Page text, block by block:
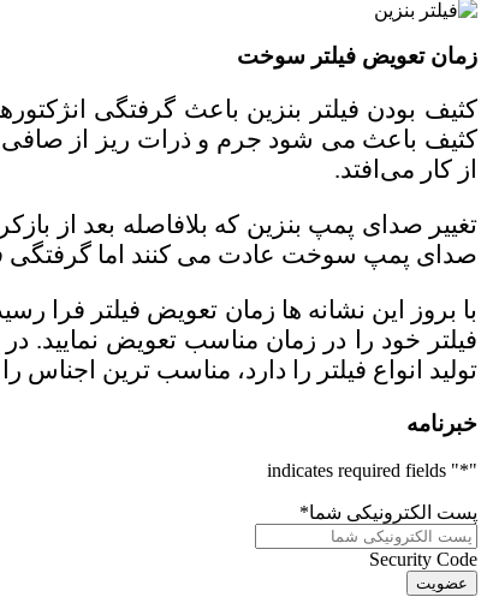
زمان تعویض فیلتر سوخت
کثیف بودن فیلتر بنزین باعث گرفتگی
کثیف باعث می شود جرم و ذرات ریز از صافی
از کار می‌افتد.
تغییر صدای پمپ بنزین که بلافاصله بعد از
صدای پمپ سوخت عادت می کنند اما
با بروز این نشانه ها زمان تعویض فیلتر
تولید انواع فیلتر را دارد، مناسب ترین اجناس
خبرنامه
"
*
" indicates required fields
پست الکترونیکی شما*
Security Code